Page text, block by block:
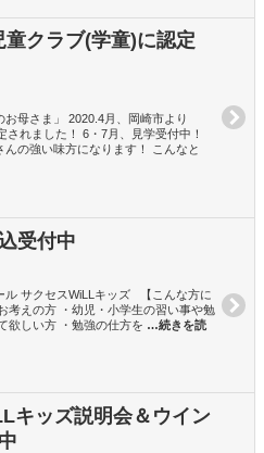
童クラブ(学童)に認定
お母さま」 2020.4月、岡崎市より
れました！ 6・7月、見学受付中！
の強い味方になります！ こんなと
受付中
ル サクセスWiLLキッズ 【こんな方に
考えの方 ・幼児・小学生の習い事や勉
欲しい方 ・勉強の仕方を …続きを読
キッズ説明会＆ウイン